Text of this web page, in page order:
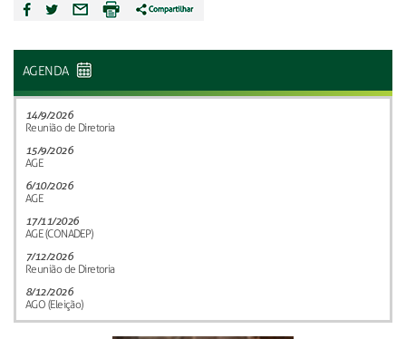
AGENDA
14/9/2026
Reunião de Diretoria
15/9/2026
AGE
6/10/2026
AGE
17/11/2026
AGE (CONADEP)
7/12/2026
Reunião de Diretoria
8/12/2026
AGO (Eleição)